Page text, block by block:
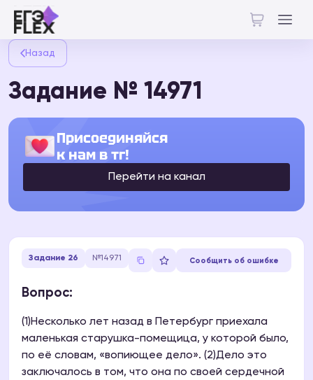
Назад
Задание № 14971
Присоединяйся
к нам в тг!
Перейти на канал
Задание 26 №14971 Сообщить об ошибке
Вопрос:
(1)Несколько лет назад в Петербург приехала
маленькая старушка-помещица, у которой было,
по её словам, «вопиющее дело». (2)Дело это
заключалось в том, что она по своей сердечной